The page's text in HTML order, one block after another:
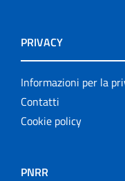
PRIVACY
Informazioni per la
Contatti
Cookie policy
PNRR